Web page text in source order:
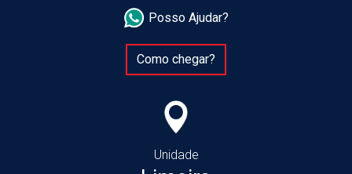
Posso Ajudar?
Como chegar?
Unidade